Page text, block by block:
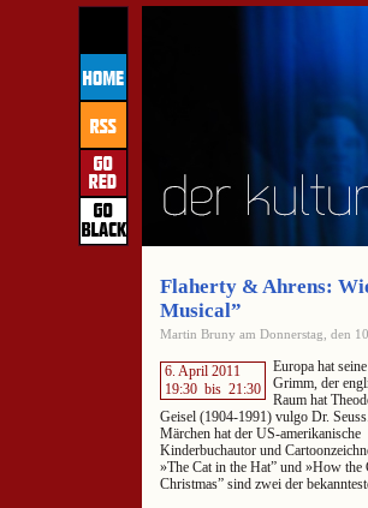
Flaherty & Ahrens:
Musical”
Martin Bruny am Donnerstag, den
6. April 2011
19:30 bis 21:30
Europa hat
Grimm, der
Raum hat
Geisel (1904-1991) vulgo Dr.
Märchen hat der US-amerikanische
Kinderbuchautor und
»The Cat in the Hat” und »How the
Christmas” sind zwei der